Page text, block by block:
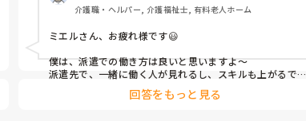
介護職・ヘルパー, 介護福祉士, 有料老人ホーム
ミエルさん、お疲れ様です😃
僕は、派遣での働き方は良いと思いますよ～
派遣先で、一緒に働く人が見れるし、スキルも上がるでし
派遣先の方がとても良い人達なら、転職先として候補にな
回答をもっと見る